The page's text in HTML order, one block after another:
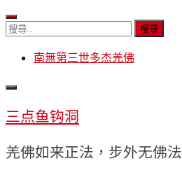
Skip
to
content
搜
南無第三世多杰羌佛
三点鱼钩洞
羌佛如来正法，步外无佛法